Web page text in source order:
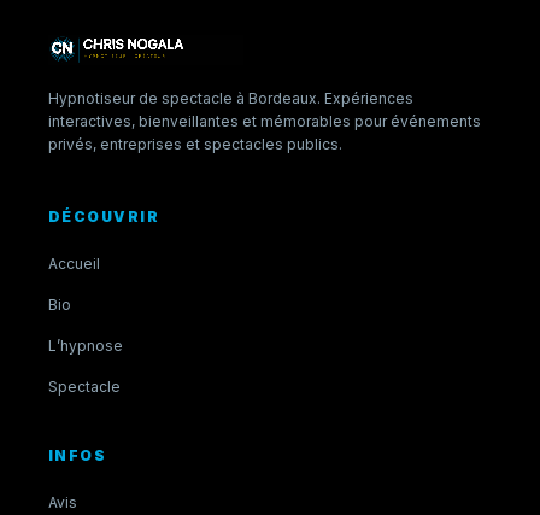
Hypnotiseur de spectacle à Bordeaux. Expériences
interactives, bienveillantes et mémorables pour événements
privés, entreprises et spectacles publics.
DÉCOUVRIR
Accueil
Bio
L’hypnose
Spectacle
INFOS
Avis